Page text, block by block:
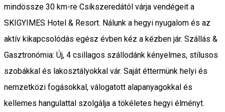
mindössze 30 km-re Csíkszeredától várja vendégeit a
SKIGYIMES Hotel & Resort. Nálunk a hegyi nyugalom és az
aktív kikapcsolódás egész évben kéz a kézben jár. Szállás &
Gasztronómia: Új, 4 csillagos szállodánk kényelmes, stílusos
szobákkal és lakosztályokkal vár. Saját éttermünk helyi és
nemzetközi fogásokkal, válogatott alapanyagokkal és
kellemes hangulattal szolgálja a tökéletes hegyi élményt.